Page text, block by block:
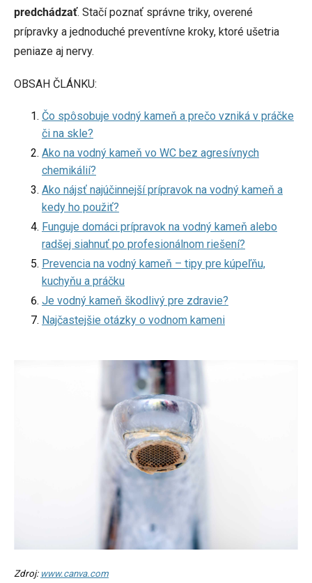
predchádzať. Stačí poznať správne triky, overené
prípravky a jednoduché preventívne kroky, ktoré ušetria
peniaze aj nervy.
OBSAH ČLÁNKU:
Čo spôsobuje vodný kameň a prečo vzniká v práčke
či na skle?
Ako na vodný kameň vo WC bez agresívnych
chemikálií?
Ako nájsť najúčinnejší prípravok na vodný kameň a
kedy ho použiť?
Funguje domáci prípravok na vodný kameň alebo
radšej siahnuť po profesionálnom riešení?
Prevencia na vodný kameň – tipy pre kúpeľňu,
kuchyňu a práčku
Je vodný kameň škodlivý pre zdravie?
Najčastejšie otázky o vodnom kameni
Zdroj: www.canva.com